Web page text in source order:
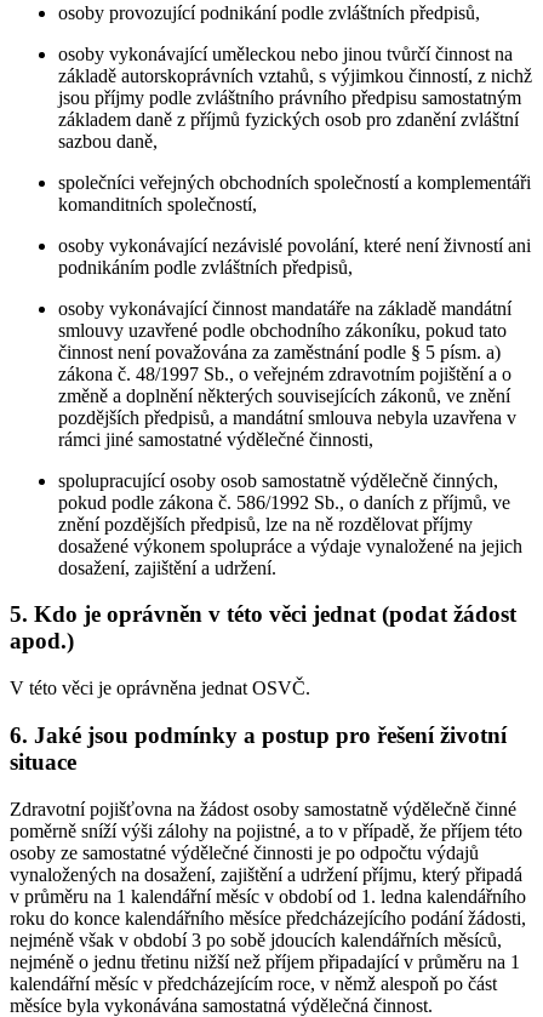
osoby provozující podnikání podle zvláštních předpisů,
osoby vykonávající uměleckou nebo jinou tvůrčí činnost na
základě autorskoprávních vztahů, s výjimkou činností, z nichž
jsou příjmy podle zvláštního právního předpisu samostatným
základem daně z příjmů fyzických osob pro zdanění zvláštní
sazbou daně,
společníci veřejných obchodních společností a komplementáři
komanditních společností,
osoby vykonávající nezávislé povolání, které není živností ani
podnikáním podle zvláštních předpisů,
osoby vykonávající činnost mandatáře na základě mandátní
smlouvy uzavřené podle obchodního zákoníku, pokud tato
činnost není považována za zaměstnání podle § 5 písm. a)
zákona č. 48/1997 Sb., o veřejném zdravotním pojištění a o
změně a doplnění některých souvisejících zákonů, ve znění
pozdějších předpisů, a mandátní smlouva nebyla uzavřena v
rámci jiné samostatné výdělečné činnosti,
spolupracující osoby osob samostatně výdělečně činných,
pokud podle zákona č. 586/1992 Sb., o daních z příjmů, ve
znění pozdějších předpisů, lze na ně rozdělovat příjmy
dosažené výkonem spolupráce a výdaje vynaložené na jejich
dosažení, zajištění a udržení.
5. Kdo je oprávněn v této věci jednat (podat žádost
apod.)
V této věci je oprávněna jednat OSVČ.
6. Jaké jsou podmínky a postup pro řešení životní
situace
Zdravotní pojišťovna na žádost osoby samostatně výdělečně činné
poměrně sníží výši zálohy na pojistné, a to v případě, že příjem této
osoby ze samostatné výdělečné činnosti je po odpočtu výdajů
vynaložených na dosažení, zajištění a udržení příjmu, který připadá
v průměru na 1 kalendářní měsíc v období od 1. ledna kalendářního
roku do konce kalendářního měsíce předcházejícího podání žádosti,
nejméně však v období 3 po sobě jdoucích kalendářních měsíců,
nejméně o jednu třetinu nižší než příjem připadající v průměru na 1
kalendářní měsíc v předcházejícím roce, v němž alespoň po část
měsíce byla vykonávána samostatná výdělečná činnost.